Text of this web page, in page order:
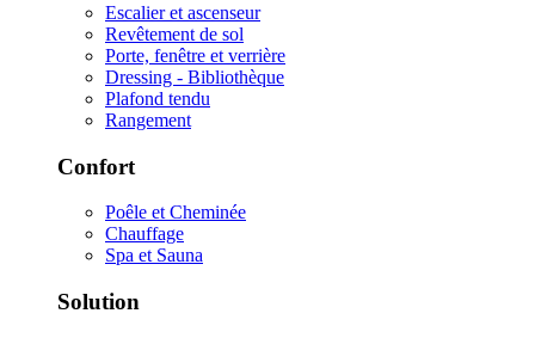
Escalier et ascenseur
Revêtement de sol
Porte, fenêtre et verrière
Dressing - Bibliothèque
Plafond tendu
Rangement
Confort
Poêle et Cheminée
Chauffage
Spa et Sauna
Solution